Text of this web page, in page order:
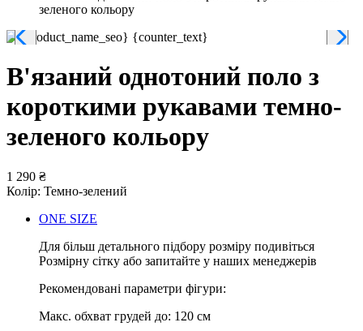
зеленого кольору
В'язаний однотоний поло з
короткими рукавами темно-
зеленого кольору
1 290 ₴
Колір: Темно-зелений
ONE SIZE
Для більш детального підбору розміру подивіться
Розмірну сітку або запитайте у наших менеджерів
Рекомендовані параметри фігури:
Макс. обхват грудей до: 120 см